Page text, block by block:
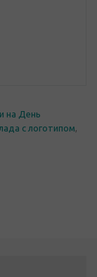
на День
с логотипом,